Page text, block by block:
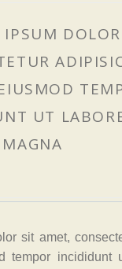
UT
sit amet,
tempor incididunt